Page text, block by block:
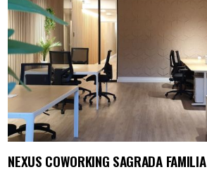
NEXUS COWORKING SAGRADA FAMILIA